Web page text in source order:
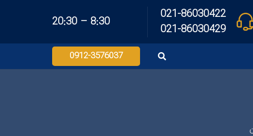
021-86030422
021-86030429
8:30 – 20:30
0912-3576037